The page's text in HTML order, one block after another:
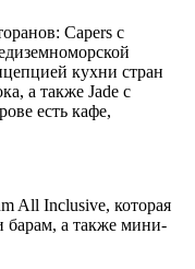
Capers с
кухни стран
а также Jade с
есть кафе,
All Inclusive, которая
барам, а также мини-